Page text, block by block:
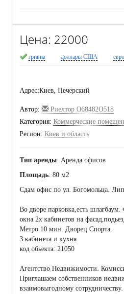
Цена: 22000
гривна доллары США евро
Адрес:Киев, Печерский
Автор:
Риелтор О68482О518
Категория: Коммерческие
Регион: Киев и область
Тип аренды: Аренда офисов
Площадь: 80 м2
Сдам офис по ул. Богомольца.
Во дворе парковка,есть шлагбаум.
окна 2х кабинетов на
Метро 10 мин. Дворец Спорта.
3 кабинета и кухня
код обьекта: 21050
Агентство Недвижимости.
Приглашаем собственников
взаимовыгодному сотрудничеству.